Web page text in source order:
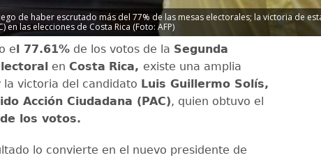
de haber escrutado más del 77% de las mesas electorales; la victoria de
en las elecciones de Costa Rica (Foto: AFP)
el 77.61% de los votos de la Segunda
en Costa Rica, existe una amplia
la victoria del candidato Luis Guillermo Solís,
Acción Ciudadana (PAC), quien obtuvo el
los votos.
lo convierte en el nuevo presidente de